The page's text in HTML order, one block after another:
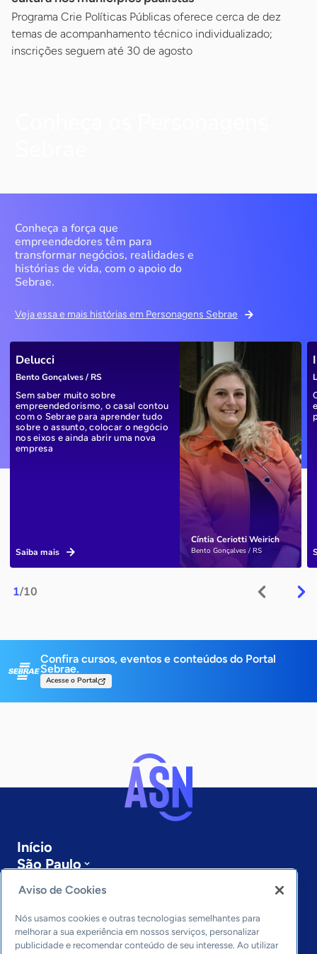
Programa Crie Políticas Públicas oferece cerca de dez
temas de acompanhamento técnico individualizado;
inscrições seguem até 30 de agosto
Conheça a força que
empreendedores têm para
transformar negócios, realidades e
histórias de vida, com o apoio do
Sebrae.
Veja essa e mais histórias em Personagens Sebrae
1/10
Cíntia Ceriotti Weirich
Bento Gonçalves / RS
Delucci
Bento Gonçalves / RS
Sem saber muito sobre
empreendedorismo, o casal contou
com o Sebrae para aprender tudo
sobre o assunto, colocar o negócio
nos eixos e ainda abrir uma nova
empresa
Saiba mais
Confira cursos, eventos e conteúdos do Portal
Sebrae.
Acesse o Portal
Início
São Paulo
Sobre a ASN
Últimas notícias
Entre em contato
Editorias
Aviso de Cookies
Nós usamos cookies e outras tecnologias semelhantes para
melhorar a sua experiência em nossos serviços, personalizar
publicidade e recomendar conteúdo de seu interesse. Ao utilizar